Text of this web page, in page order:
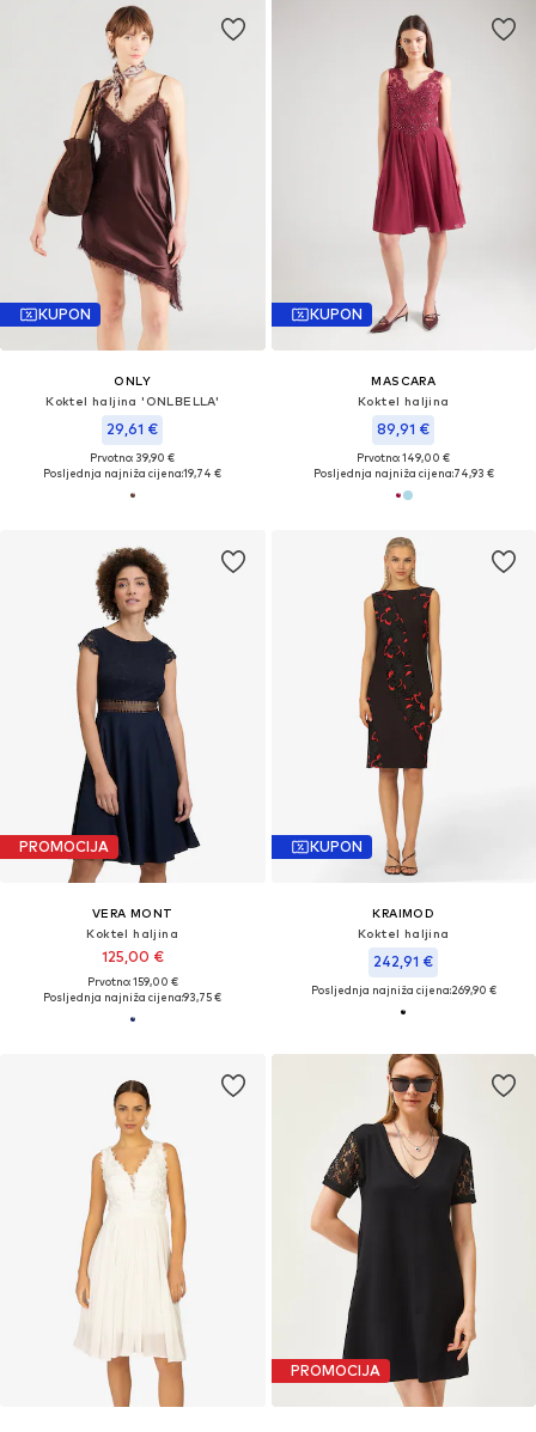
KUPON
ONLY
Koktel haljina 'ONLBELLA'
29,61 €
Prvotno: 39,90 €
Posljednja najniža cijena:19,74 €
KUPON
MASCARA
Koktel haljina
89,91 €
Prvotno: 149,00 €
Posljednja najniža cijena:74,93 €
PROMOCIJA
VERA MONT
Koktel haljina
125,00 €
Prvotno: 159,00 €
Posljednja najniža cijena:93,75 €
KUPON
KRAIMOD
Koktel haljina
242,91 €
Posljednja najniža cijena:269,90 €
PROMOCIJA